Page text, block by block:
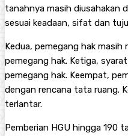
tanahnya masih diusahakan
sesuai keadaan, sifat dan
Kedua, pemegang hak
pemegang hak. Ketiga,
pemegang hak. Keempat,
dengan rencana tata ruang.
terlantar.
Pemberian HGU hingga 190